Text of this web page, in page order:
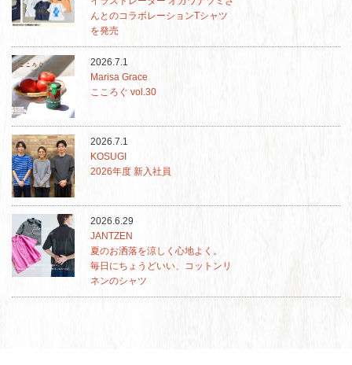
んとのコラボレーションTシャツ
を発売
2026.7.1
Marisa Grace
こころぐ vol.30
2026.7.1
KOSUGI
2026年度 新入社員
2026.6.29
JANTZEN
夏のお洒落を涼しく心地よく。
毎日にちょうどいい、コットンリ
ネンのシャツ